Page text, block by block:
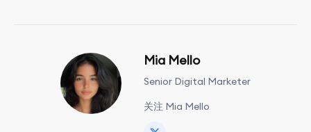
Mia Mello
Senior Digital Marketer
关注 Mia Mello